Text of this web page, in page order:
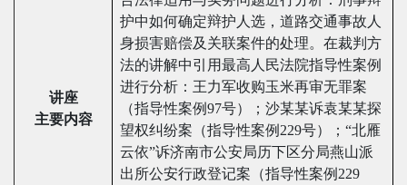
讲座
主要内容
护中如何确定辩护人选，道路交通事故人
身损害赔偿及关联案件的处理。在裁判方
法的讲解中引用最高人民法院指导性案例
进行分析：王力军收购玉米再审无罪案
（指导性案例97号）；沙某某诉袁某某探
望权纠纷案（指导性案例229号）；“北雁
云依”诉济南市公安局历下区分局燕山派
出所公安行政登记案（指导性案例229